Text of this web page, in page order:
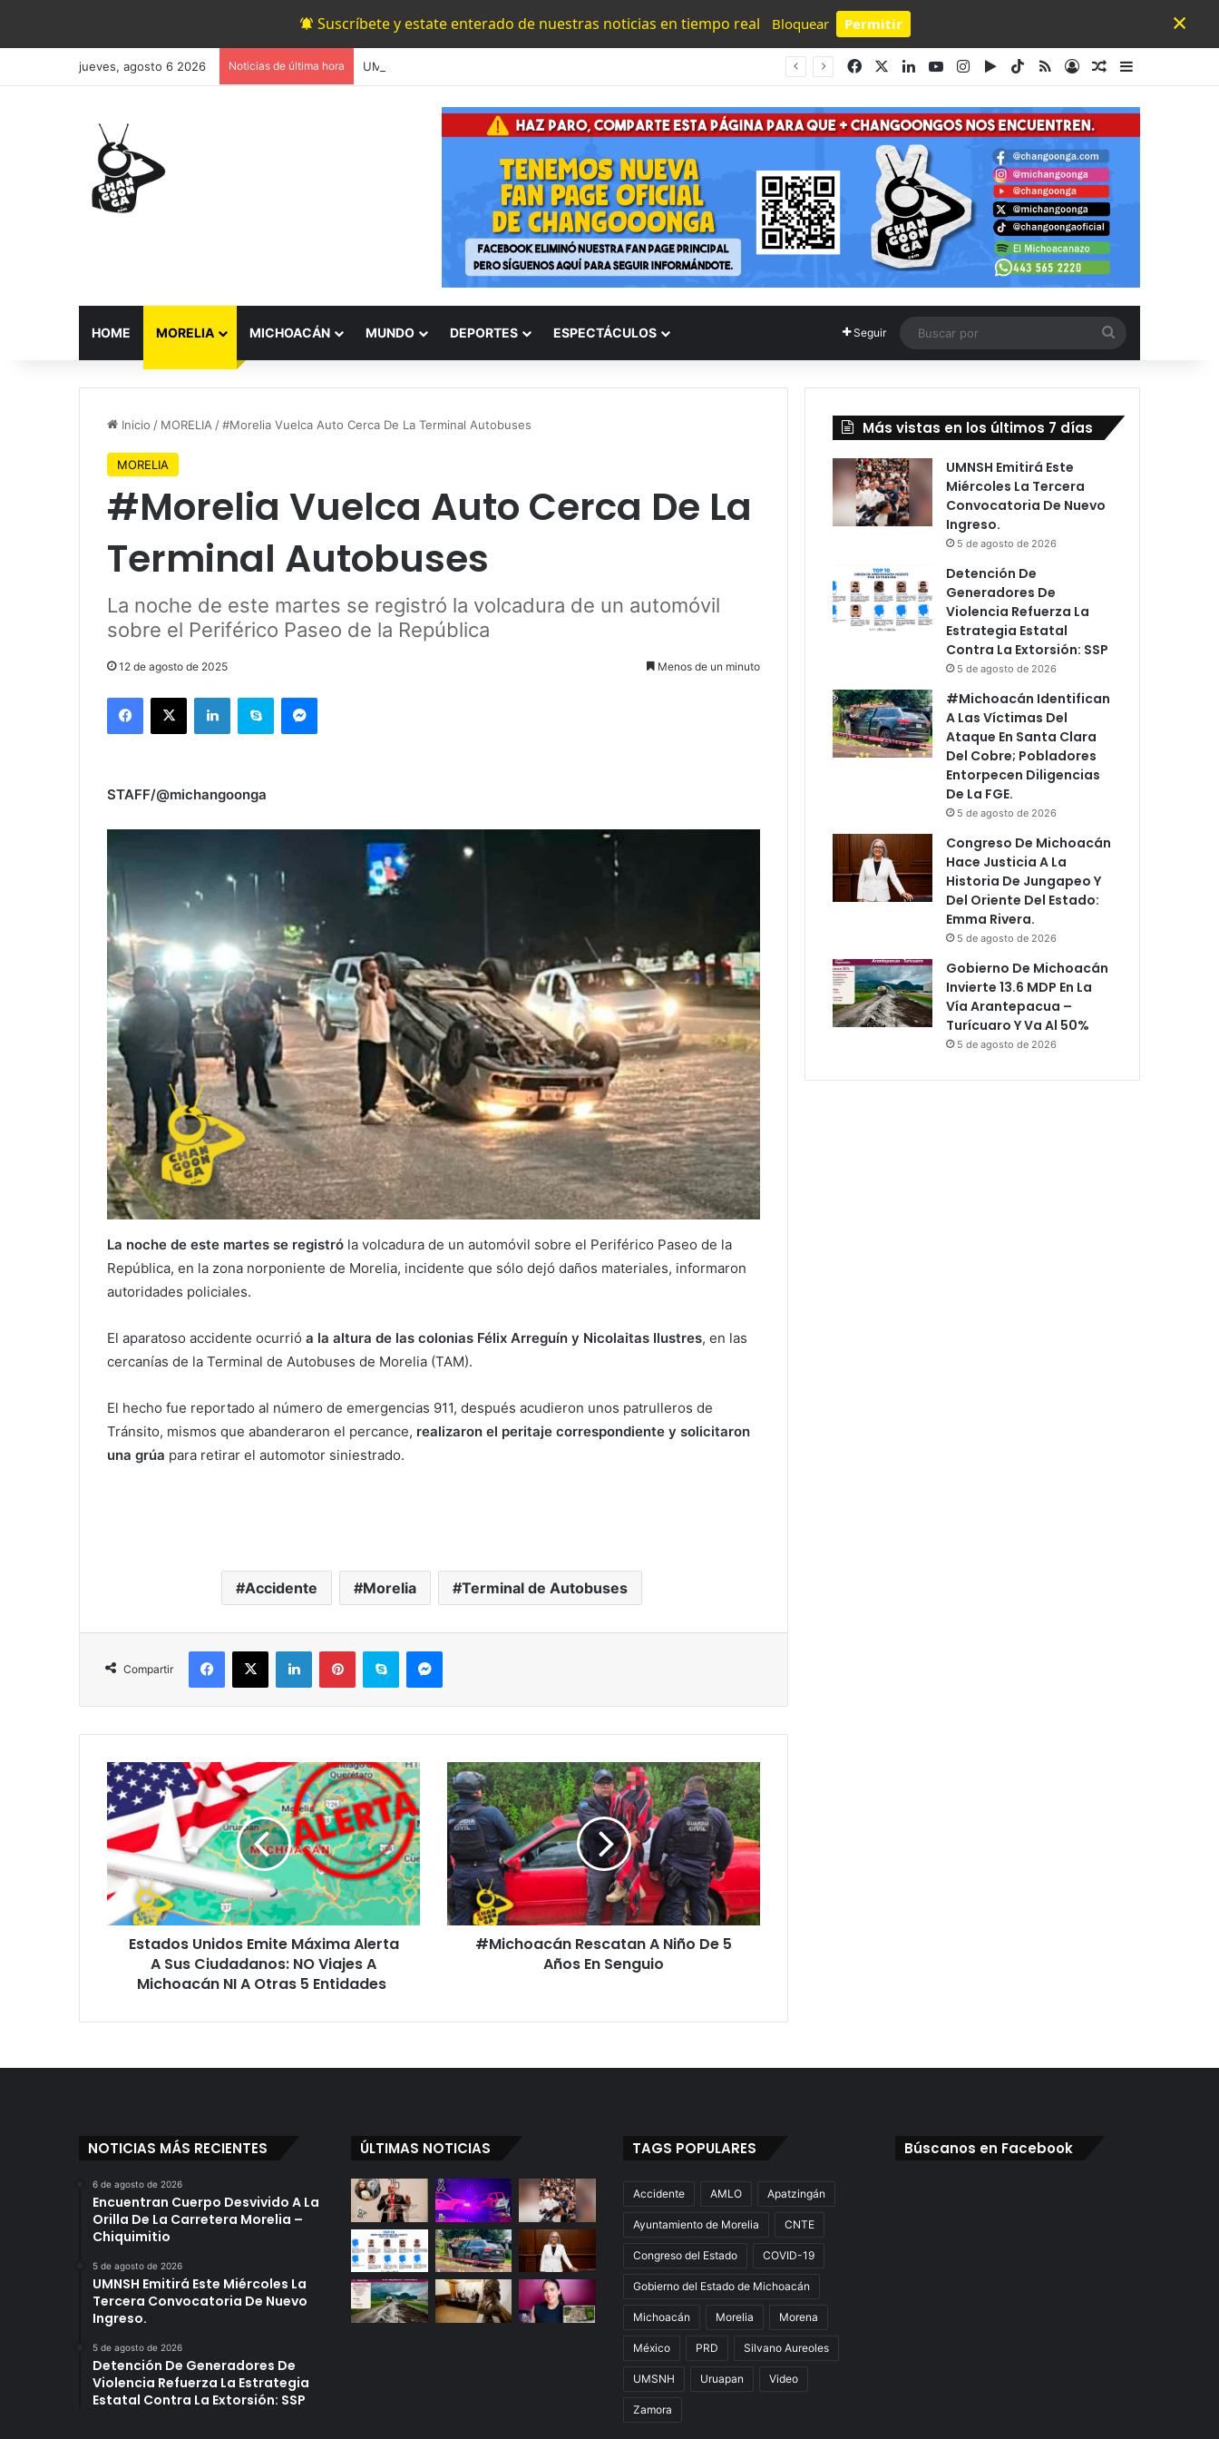
Suscríbete y estate enterado de nuestras noticias en tiempo real Bloquear Permitir
Powered by SendPulse
×
jueves, agosto 6 2026 Noticias de última hora FacebookLinkedInYouTubeInstagram
Google Play
TikTok
RSSAccesoPublicación al
Barra lateral
HOME MORELIA MICHOACÁN MUNDO DEPORTES ESPECTÁCULOS Seguir
por
Inicio / MORELIA /#Morelia Vuelca Auto Cerca De La Terminal Autobuses
MORELIA
#Morelia Vuelca Auto Cerca De La
Terminal Autobuses
La noche de este martes se registró la volcadura de un automóvil
sobre el Periférico Paseo de la República
12 de agosto de 2025 Menos de un minuto
Facebook
X LinkedInSkype Messenger
STAFF/@michangoonga
La noche de este martes se registró la volcadura de un automóvil sobre el Periférico Paseo de la
República, en la zona norponiente de Morelia, incidente que sólo dejó daños materiales, informaron
autoridades policiales.
El aparatoso accidente ocurrió a la altura de las colonias Félix Arreguín y Nicolaitas Ilustres, en las
cercanías de la Terminal de Autobuses de Morelia (TAM).
El hecho fue reportado al número de emergencias 911, después acudieron unos patrulleros de
Tránsito, mismos que abanderaron el percance, realizaron el peritaje correspondiente y solicitaron
una grúa para retirar el automotor siniestrado.
Accidente Morelia Terminal de Autobuses
Compartir
Facebook
X LinkedInPinterestSkype Messenger
Estados
Unidos
Emite
Máxima
Alerta
A
Sus
Ciudadanos:
NO
Viajes
Michoacán
Estados Unidos Emite Máxima Alerta
A Sus Ciudadanos: NO Viajes A
Michoacán NI A Otras 5 Entidades
#Michoacán
Rescatan
A
Niño
De
5
Años
En
Senguio
#Michoacán Rescatan A Niño De 5
Años En Senguio
Más vistas en los últimos 7 días
UMNSH Emitirá Este
Miércoles La Tercera
Convocatoria De Nuevo
Ingreso.
5 de agosto de 2026
Detención De
Generadores De
Violencia Refuerza La
Estrategia Estatal
Contra La Extorsión: SSP
5 de agosto de 2026
#Michoacán Identifican
A Las Víctimas Del
Ataque En Santa Clara
Del Cobre; Pobladores
Entorpecen Diligencias
De La FGE.
5 de agosto de 2026
Congreso De Michoacán
Hace Justicia A La
Historia De Jungapeo Y
Del Oriente Del Estado:
Emma Rivera.
5 de agosto de 2026
Gobierno De Michoacán
Invierte 13.6 MDP En La
Vía Arantepacua –
Turícuaro Y Va Al 50%
5 de agosto de 2026
NOTICIAS MÁS RECIENTES
6 de agosto de 2026
Encuentran Cuerpo Desvivido A La
Orilla De La Carretera Morelia –
Chiquimitio
5 de agosto de 2026
UMNSH Emitirá Este Miércoles La
Tercera Convocatoria De Nuevo
Ingreso.
5 de agosto de 2026
Detención De Generadores De
Violencia Refuerza La Estrategia
Estatal Contra La Extorsión: SSP
ÚLTIMAS NOTICIAS TAGS POPULARES
Accidente AMLO Apatzingán
Ayuntamiento de Morelia CNTE
Congreso del Estado COVID-19
Gobierno del Estado de Michoacán
Michoacán Morelia Morena
México PRD Silvano Aureoles
UMSNH Uruapan Video
Zamora
Búscanos en Facebook